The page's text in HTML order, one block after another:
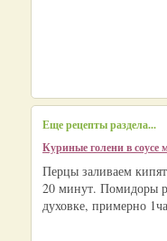
Еще рецепты раздела...
Куриные голени в соусе
Перцы заливаем
20 минут. Помидоры
духовке, примерно